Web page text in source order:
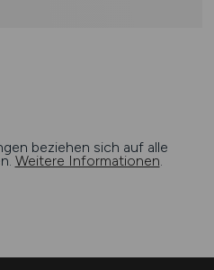
beziehen sich auf alle
Weitere Informationen